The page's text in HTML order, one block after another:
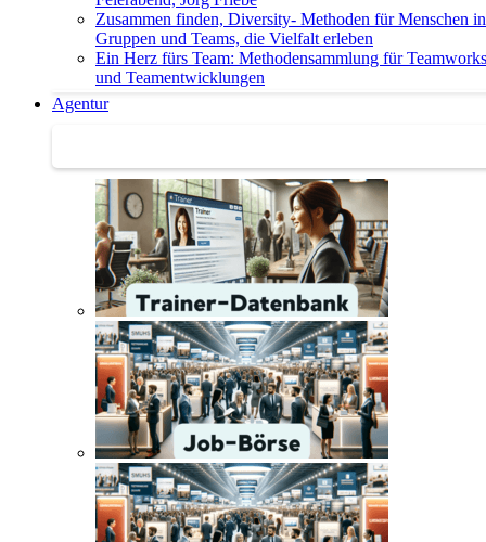
Zusammen finden, Diversity- Methoden für Menschen in
Gruppen und Teams, die Vielfalt erleben
Ein Herz fürs Team: Methodensammlung für
und Teamentwicklungen
Agentur